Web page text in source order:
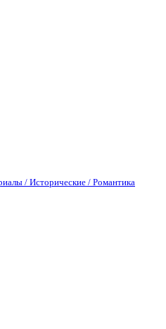
/ Исторические / Романтика